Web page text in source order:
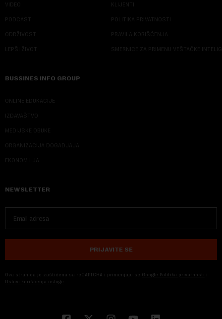
VIDEO
PODCAST
ODRŽIVOST
LEPŠI ŽIVOT
KLIJENTI
POLITIKA PRIVATNOSTI
PRAVILA KORIŠĆENJA
SMERNICE ZA PRIMENU VEŠTAČKE
BUSSINES INFO GROUP
ONLINE EDUKACIJE
IZDAVAŠTVO
MEDIJSKE OBUKE
ORGANIZACIJA DOGADJAJA
EKONOM I JA
NEWSLETTER
PRIJAVITE SE
Ova stranica je zaštićena sa reCAPTCHA i primenjuju se Google Politika privatnosti i
Uslovi korišćenja usluge